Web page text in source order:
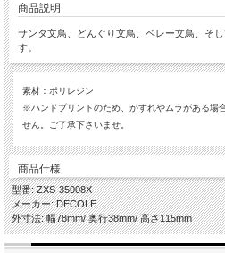
商品説明
サンタ文鳥、どんぐり文鳥、ベレー文鳥、そ
す。
素材：ポリレジン
※ハンドプリントのため、かすれやムラがある場
せん。ご了承下さいませ。
商品仕様
型番: ZXS-35008X
メーカー: DECOLE
外寸法: 幅78mm/ 奥行38mm/ 高さ115mm